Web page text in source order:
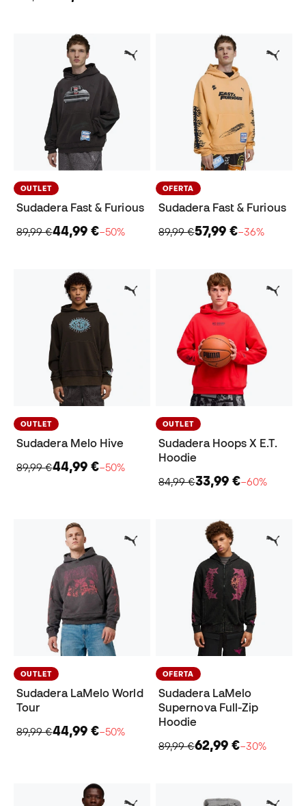
OUTLET
Sudadera Fast & Furious
89,99 €44,99 €−50%
OFERTA
Sudadera Fast & Furious
89,99 €57,99 €−36%
OUTLET
Sudadera Melo Hive
89,99 €44,99 €−50%
OUTLET
Sudadera Hoops X E.T.
Hoodie
84,99 €33,99 €−60%
OUTLET
Sudadera LaMelo World
Tour
89,99 €44,99 €−50%
OFERTA
Sudadera LaMelo
Supernova Full-Zip
Hoodie
89,99 €62,99 €−30%